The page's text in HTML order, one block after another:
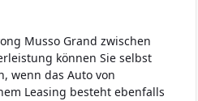
Musso Grand zwischen
können Sie selbst
wenn das Auto von
Leasing besteht ebenfalls